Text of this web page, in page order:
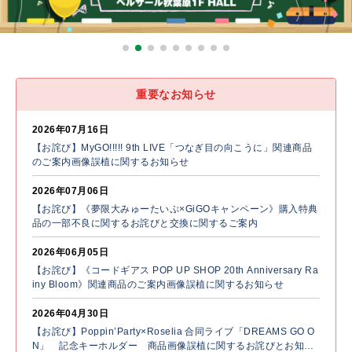
重要なお知らせ
2026年07月16日
【お詫び】MyGO!!!!! 9th LIVE「つなぎ目の向こうに」関連商品
のご案内画像誤植に関するお知らせ
2026年07月06日
【お詫び】《夢限大みゅーたいぷ×GiGOキャンペーン》購入特典
品の一部不良に関するお詫びと交換に関するご案内
2026年06月05日
【お詫び】《コードギアス POP UP SHOP 20th Anniversary Ra
iny Bloom》関連商品のご案内画像誤植に関するお知らせ
2026年04月30日
【お詫び】Poppin’Party×Roselia 合同ライブ「DREAMS GO O
N」 記念キーホルダー 商品画像誤植に関するお詫びとお知ら